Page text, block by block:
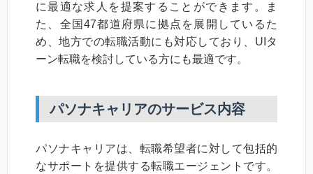
に最適な求人を提案することができます。ま
た、全国47都道府県に拠点を展開しているた
め、地方での転職活動にも対応しており、UIタ
ーン転職を検討している方にも最適です。
パソナキャリアのサービス内容
パソナキャリアは、転職希望者に対して包括的
なサポートを提供する転職エージェントです。